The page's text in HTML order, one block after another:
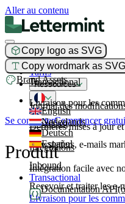
Aller au contenu
Copy logo as SVG
Copy wordmark as SVG
Brand Assets
Produit
Transactional
Livraison pour les
Broadcast
Newsletters, e-mails
Inbound
Recevoir et traiter les e-
Tarifs
Ressources
Journal des
Dernières mises à jour
Intégrations
Intégration facile avec
Documentation API
English
Nederlands
Deutsch
Español
Se connecterCommencer
Produit
Transactional
Livraison pour les